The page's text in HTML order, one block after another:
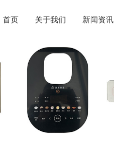
首页 关于我们 新闻资讯